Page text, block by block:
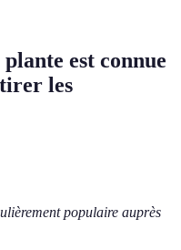
est connue
les
populaire auprès